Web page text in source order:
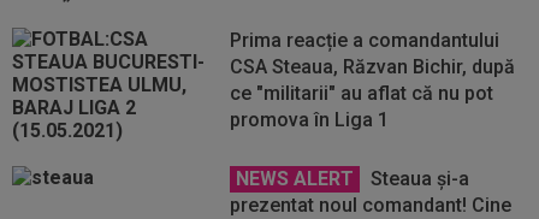
Prima reacție a comandantului
CSA Steaua, Răzvan Bichir, după
ce "militarii" au aflat că nu pot
promova în Liga 1
NEWS ALERT
Steaua și-a
prezentat noul comandant! Cine